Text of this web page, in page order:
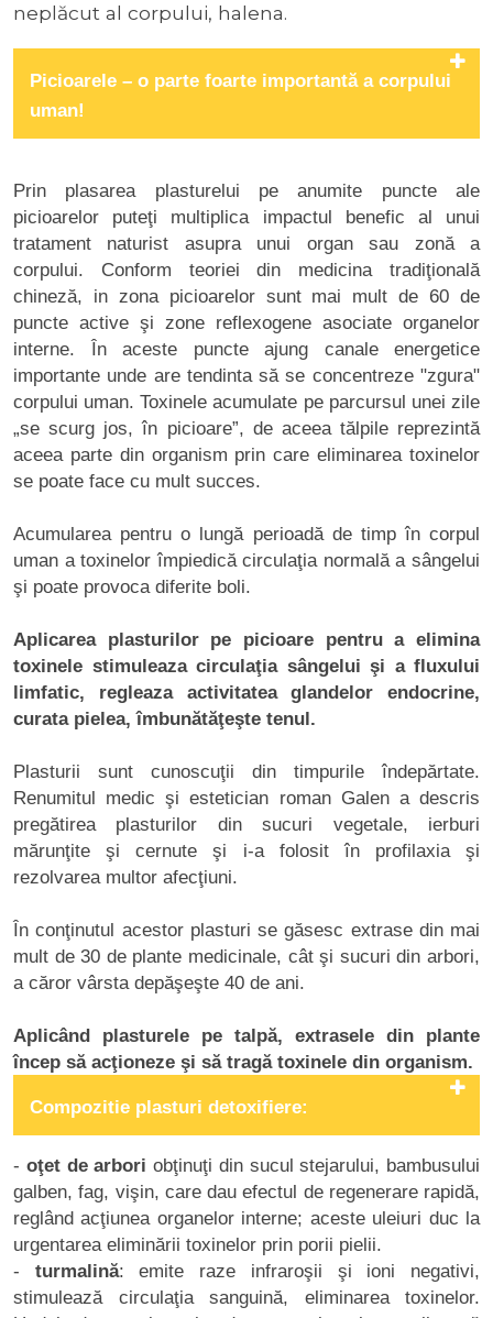
neplăcut al corpului, halena.
Picioarele – o parte foarte importantă a corpului
uman!
Prin plasarea plasturelui pe anumite puncte ale
picioarelor puteţi multiplica impactul benefic al unui
tratament naturist asupra unui organ sau zonă a
corpului. Conform teoriei din medicina tradiţională
chineză, in zona picioarelor sunt mai mult de 60 de
puncte active şi zone reflexogene asociate organelor
interne. În aceste puncte ajung canale energetice
importante unde are tendinta să se concentreze "zgura"
corpului uman. Toxinele acumulate pe parcursul unei zile
„se scurg jos, în picioare”, de aceea tălpile reprezintă
aceea parte din organism prin care eliminarea toxinelor
se poate face cu mult succes.
Acumularea pentru o lungă perioadă de timp în corpul
uman a toxinelor împiedică circulaţia normală a sângelui
şi poate provoca diferite boli.
Aplicarea plasturilor pe picioare pentru a elimina
toxinele stimuleaza circulaţia sângelui şi a fluxului
limfatic, regleaza activitatea glandelor endocrine,
curata pielea, îmbunătăţeşte tenul.
Plasturii sunt cunoscuţii din timpurile îndepărtate.
Renumitul medic şi estetician roman Galen a descris
pregătirea plasturilor din sucuri vegetale, ierburi
mărunţite şi cernute şi i-a folosit în profilaxia şi
rezolvarea multor afecţiuni.
În conţinutul acestor plasturi se găsesc extrase din mai
mult de 30 de plante medicinale, cât şi sucuri din arbori,
a căror vârsta depăşeşte 40 de ani.
Aplicând plasturele pe talpă, extrasele din plante
încep să acţioneze şi să tragă toxinele din organism.
Compozitie plasturi detoxifiere:
- oţet de arbori obţinuţi din sucul stejarului, bambusului
galben, fag, vişin, care dau efectul de regenerare rapidă,
reglând acţiunea organelor interne; aceste uleiuri duc la
urgentarea eliminării toxinelor prin porii pielii.
- turmalină: emite raze infraroşii şi ioni negativi,
stimulează circulaţia sanguină, eliminarea toxinelor.